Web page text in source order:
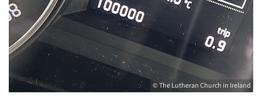
© The Lutheran Church in Ireland